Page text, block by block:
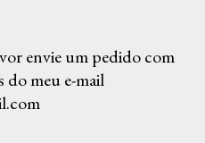
envie um pedido com
do meu e-mail